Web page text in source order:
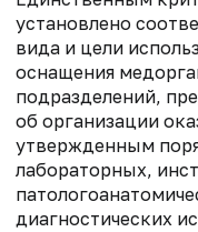
установлено
вида и цели
оснащения
подразделений,
об организации
утвержденным
лабораторных,
диагностических